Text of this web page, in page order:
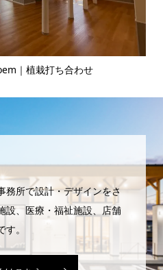
｜植栽打ち合わせ
務所で設計・デザインをさ
設、医療・福祉施設、店舗
。